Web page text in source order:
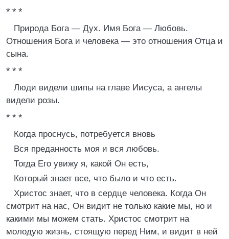
* * *
Природа Бога — Дух. Имя Бога — Любовь.
Отношения Бога и человека — это отношения Отца и
сына.
* * *
Люди видели шипы на главе Иисуса, а ангелы
видели розы.
* * *
Когда проснусь, потребуется вновь
Вся преданность моя и вся любовь.
Тогда Его увижу я, какой Он есть,
Который знает все, что было и что есть.
Христос знает, что в сердце человека. Когда Он
смотрит на нас, Он видит не только какие мы, но и
какими мы можем стать. Христос смотрит на
молодую жизнь, стоящую перед Ним, и видит в ней